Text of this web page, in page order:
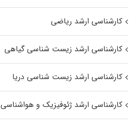
کارشناسی ارشد ریاضی
کارشناسی ارشد زیست‌ شناسی گیاهی
کارشناسی ارشد زیست‌ شناسی دریا
کارشناسی ارشد ژئوفیزیک و هواشناسی